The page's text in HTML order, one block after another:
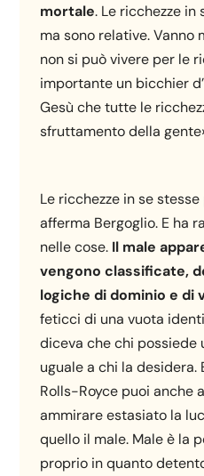
mortale. Le ricchezze in
ma sono relative. Vanno
non si può vivere per le
importante un bicchier
Gesù che tutte le
sfruttamento della
Le ricchezze in se
afferma Bergoglio. E ha
nelle cose. Il male
vengono classificate,
logiche di dominio e di
feticci di una vuota
diceva che chi possiede
uguale a chi la desidera.
Rolls-Royce puoi anche
ammirare estasiato la
quello il male. Male è la
proprio in quanto